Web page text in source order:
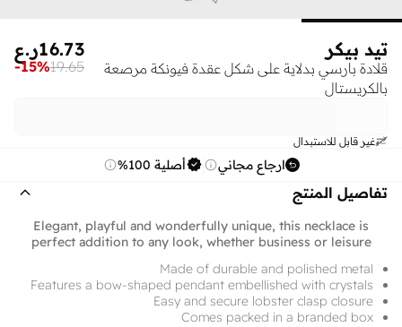
تيد بيكر
قلادة بارسي بدلاية على شكل عقدة فيونكة مرصعة
بالكريستال
ر.ع16.73
19.65
-15%
غير قابل للاستبدال
ارجاع مجاني أصلية 100%
تفاصيل المنتج
Elegant, playful and wonderfully unique, this necklace is
perfect addition to any look, whether business or leisure
Made of durable and polished metal
Features a bow-shaped pendant embellished with crystals
Easy and secure lobster clasp closure
Comes packed in a branded box